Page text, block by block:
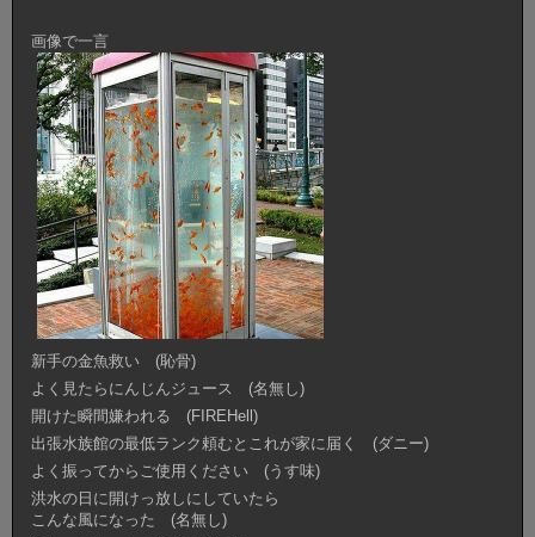
画像で一言
新手の金魚救い (恥骨)
よく見たらにんじんジュース (名無し)
開けた瞬間嫌われる (FIREHell)
出張水族館の最低ランク頼むとこれが家に届く (ダニー)
よく振ってからご使用ください (うす味)
洪水の日に開けっ放しにしていたら
こんな風になった (名無し)